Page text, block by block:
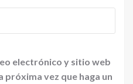
electrónico y sitio web
próxima vez que haga un